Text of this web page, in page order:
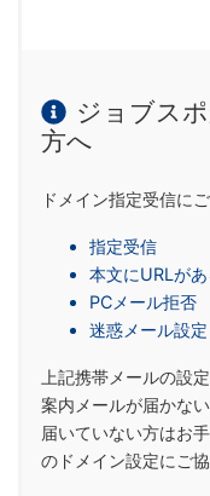
ジョブス
方へ
ドメイン指定受信に
指定受信
本文にURLが
PCメール拒否
迷惑メール設定
上記携帯メールの設
案内メールが届かな
届いていない方はお
のドメイン設定にご